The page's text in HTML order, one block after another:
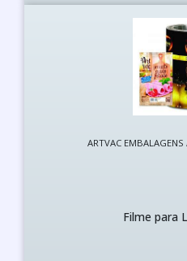
ARTVAC
Filme para